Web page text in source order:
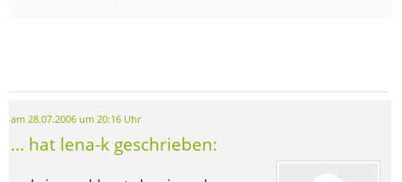
am 28.07.2006 um 20:16 Uhr
... hat lena-k geschrieben: